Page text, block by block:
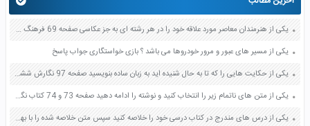
یکی از هنرمندان معاصر مورد علاقه خود را در هر رشته ای به جز عکاسی صفحه 69 فرهنگ و هنر نهم
یکی از مسیر های عبور و مرور خودروها می باشد ؟ بازی خواستگاری جواب پاسخ
یکی از حکایت هایی را که تا به حال شنیده اید به زبان ساده بنویسید صفحه 97 نگارش ششم دبستان
یکی از متن های ناتمام زیر را انتخاب کنید و نوشته را ادامه دهید صفحه 73 و 74 کتاب نگارش فارسی پنجم دبستان
یکی از درس های مندرج در کتاب درسی خود را خلاصه کنید سپس متن خلاصه شده را با بهره گیری از روش های دسته بندی نمودار جدول نقشه مفهومی نشان دهید صفحه 118 نگارش یازدهم